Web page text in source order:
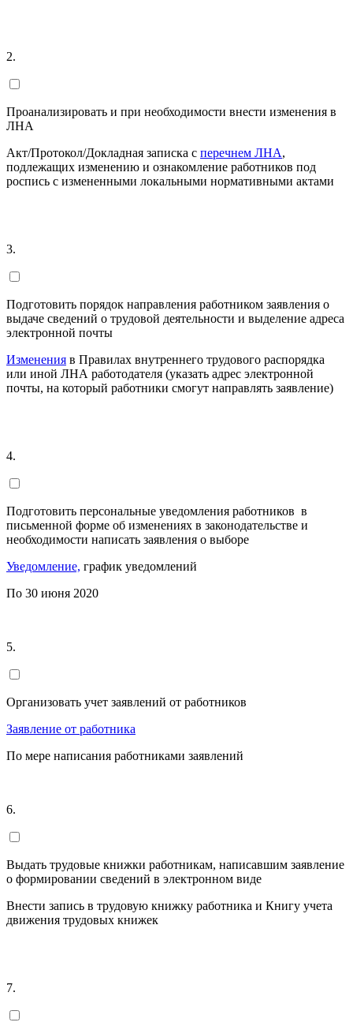
2.
Проанализировать и при необходимости внести изменения в
ЛНА
Акт/Протокол/Докладная записка с перечнем ЛНА,
подлежащих изменению и ознакомление работников под
роспись с измененными локальными нормативными актами
3.
Подготовить порядок направления работником заявления о
выдаче сведений о трудовой деятельности и выделение адреса
электронной почты
Изменения в Правилах внутреннего трудового распорядка
или иной ЛНА работодателя (указать адрес электронной
почты, на который работники смогут направлять заявление)
4.
Подготовить персональные уведомления работников в
письменной форме об изменениях в законодательстве и
необходимости написать заявления о выборе
Уведомление, график уведомлений
По 30 июня 2020
5.
Организовать учет заявлений от работников
Заявление от работника
По мере написания работниками заявлений
6.
Выдать трудовые книжки работникам, написавшим заявление
о формировании сведений в электронном виде
Внести запись в трудовую книжку работника и Книгу учета
движения трудовых книжек
7.